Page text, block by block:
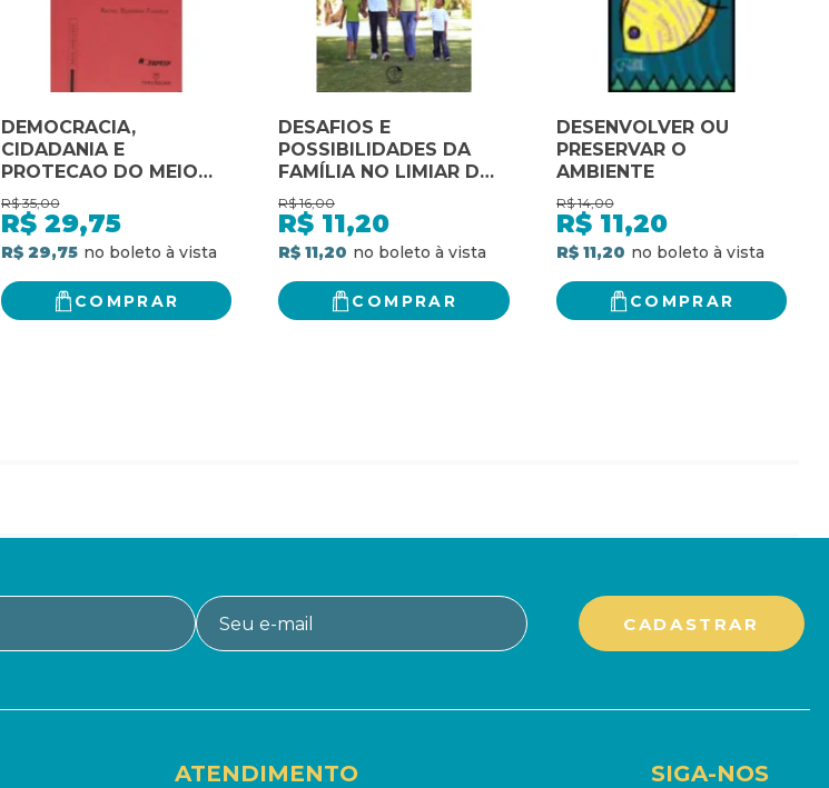
DEMOCRACIA,
CIDADANIA E
PROTECAO DO MEIO
AMBIENTE - 1
R$ 35,00
R$ 29,75
R$ 29,75
COMPRAR
DESAFIOS E
POSSIBILIDADES DA
FAMÍLIA NO LIMIAR DO
SÉCULO XXI
R$ 16,00
R$ 11,20
R$ 11,20
COMPRAR
DESENVOLVER OU
PRESERVAR O
AMBIENTE
R$ 14,00
R$ 11,20
R$ 11,20
COMPRAR
ATENDIMENTO SIGA-NOS